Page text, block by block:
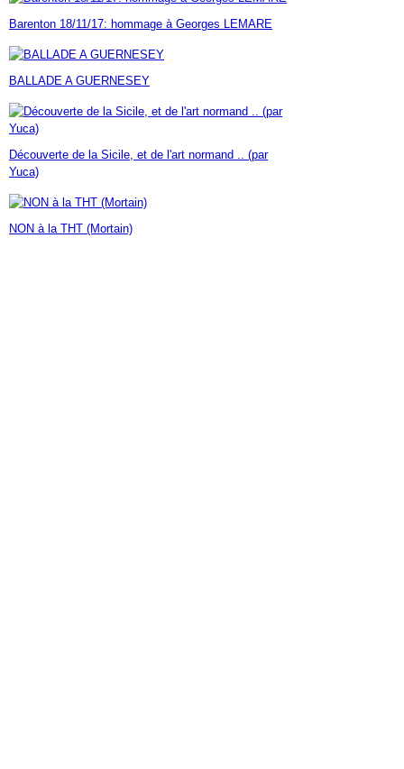
Janvier(7)
Février(9)
Janvier(18)
Mars(60)
Février(24)
Janvier(23)
Avril(14)
Mars (17)
Février(46)
Janvier (35)
Barenton 18/11/17: hommage à Georges LEMARE
BALLADE A GUERNESEY
Découverte de la Sicile, et de l'art normand .. (par
Yuca)
NON à la THT (Mortain)